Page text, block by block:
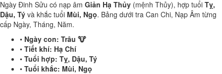
Ngày Đinh Sửu có nạp âm Giản Hạ Thủy (mệnh Thủy), hợp tuổi Tỵ,
Dậu, Tý và khắc tuổi Mùi, Ngọ. Bảng dưới tra Can Chi, Nạp Âm từng
cấp Ngày, Tháng, Năm.
• Ngày con: Trâu 🐮
• Tiết khí: Hạ Chí
• Tuổi hợp: Tỵ, Dậu, Tý
• Tuổi khắc: Mùi, Ngọ